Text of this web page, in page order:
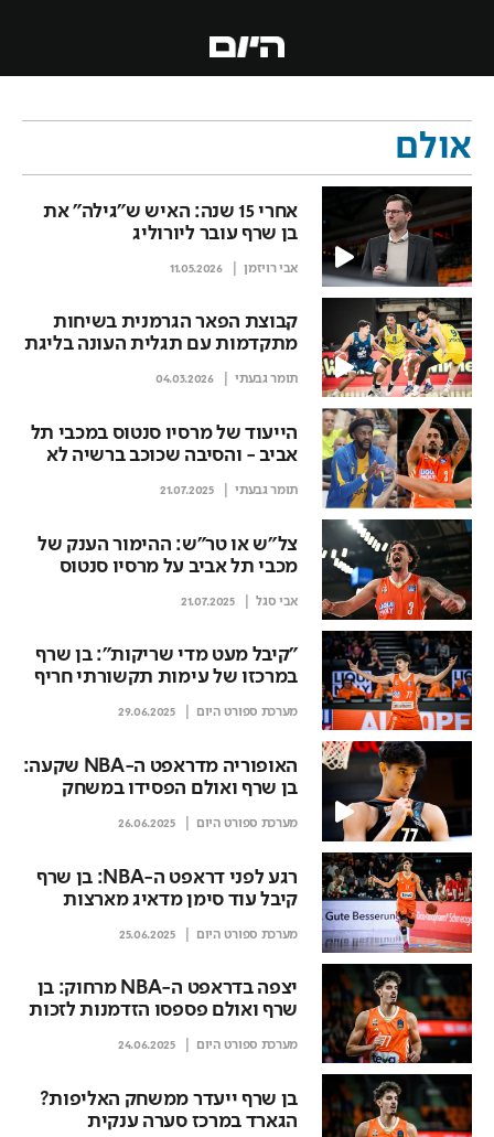
אולם
אחרי 15 שנה: האיש ש"גילה" את
בן שרף עובר ליורוליג
אבי רויזמן 11.05.2026
קבוצת הפאר הגרמנית בשיחות
מתקדמות עם תגלית העונה בליגת
תומר גבעתי 04.03.2026
הייעוד של מרסיו סנטוס במכבי תל
אביב - והסיבה שכוכב ברשיה לא
תומר גבעתי 21.07.2025
צל"ש או טר"ש: ההימור הענק של
מכבי תל אביב על מרסיו סנטוס
אבי סגל 21.07.2025
"קיבל מעט מדי שריקות": בן שרף
במרכזו של עימות תקשורתי חריף
מערכת ספורט היום 29.06.2025
האופוריה מדראפט ה-NBA שקעה:
בן שרף ואולם הפסידו במשחק
מערכת ספורט היום 26.06.2025
רגע לפני דראפט ה-NBA: בן שרף
קיבל עוד סימן מדאיג מארצות
מערכת ספורט היום 25.06.2025
יצפה בדראפט ה-NBA מרחוק: בן
שרף ואולם פספסו הזדמנות לזכות
מערכת ספורט היום 24.06.2025
בן שרף ייעדר ממשחק האליפות?
הגארד במרכז סערה ענקית